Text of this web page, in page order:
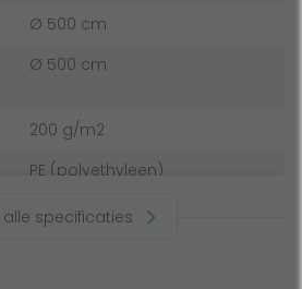
wordt bevestigd met een
haakjes aan het zwembad te
worden standaard
gemaakt van stevig geweven
en passen perfect op je
Ø 500 cm
Ø 500 cm
200 g/m2
PE (polyethyleen)
alle specificaties